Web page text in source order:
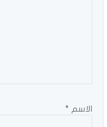
الاسم *